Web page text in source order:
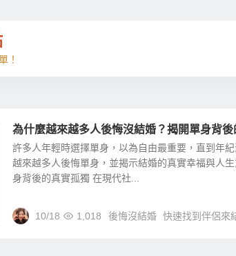
！
為什麼越來越多人後悔沒結婚？揭開單身背
許多人年輕時選擇單身，以為自由最重要，直到年
越來越多人後悔單身，並揭示結婚的真實幸福與人
身背後的真實孤獨 在現代社...
10/18 1,018 後悔沒結婚 快速找到伴侶來